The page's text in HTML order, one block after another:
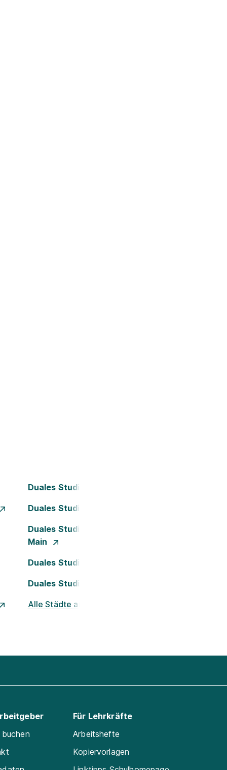
Duales Studium Bielefeld
Duales Studium Dortmund
Duales Studium Frankfurt am
Main
Duales Studium Köln
Duales Studium Nürnberg
Alle Städte ansehen
Für Lehrkräfte
Arbeitshefte
Kopiervorlagen